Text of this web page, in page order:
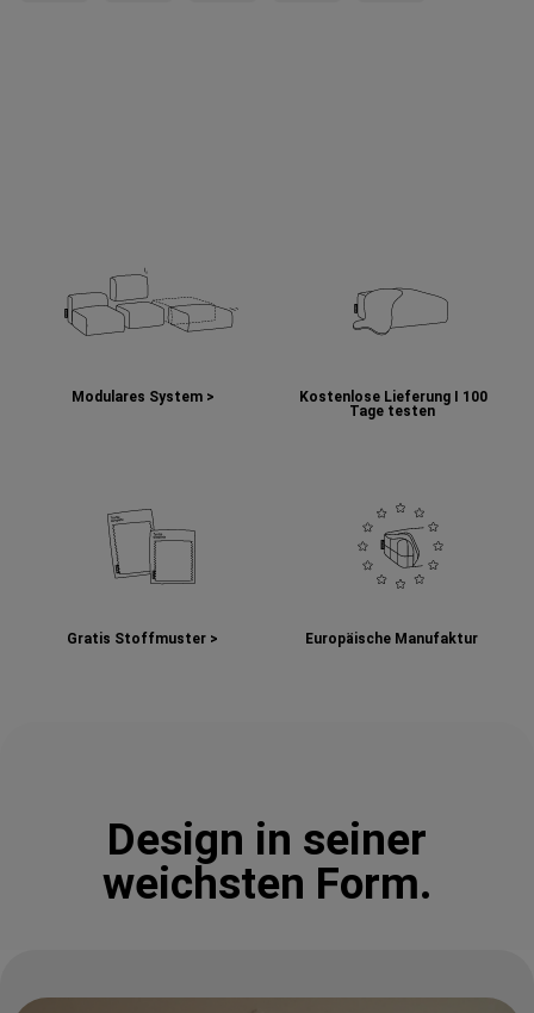
Modulares System > Kostenlose Lieferung I 100
Tage testen
Gratis Stoffmuster > Europäische Manufaktur
Design in seiner
weichsten Form.